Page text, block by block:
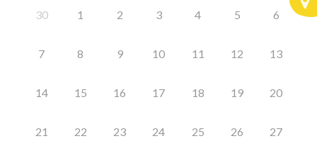
30 1 2 3 4 5 6
7 8 9 10 11 12 13
14 15 16 17 18 19 20
21 22 23 24 25 26 27